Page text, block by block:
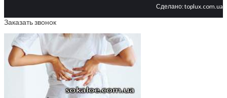
Сделано:toplux.com.ua
Заказать звонок